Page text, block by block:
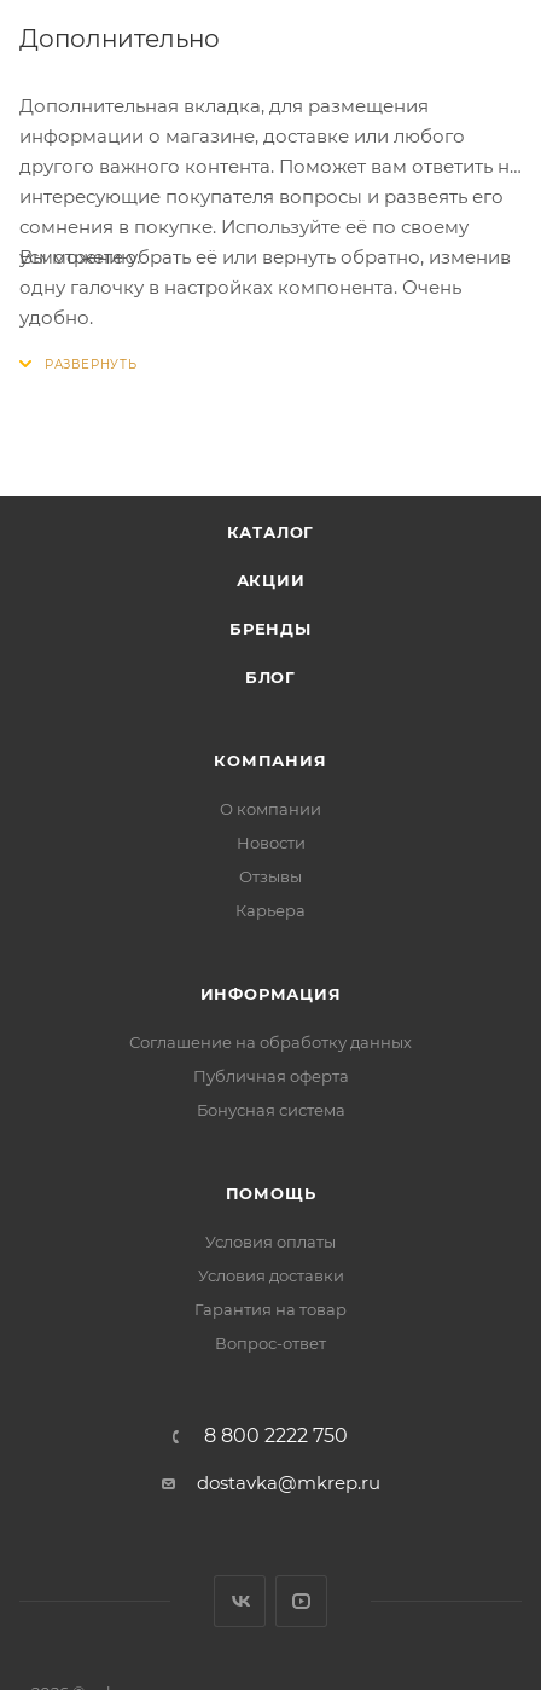
Дополнительно
Дополнительная вкладка, для размещения
информации о магазине, доставке или любого
другого важного контента. Поможет вам ответить на
интересующие покупателя вопросы и развеять его
сомнения в покупке. Используйте её по своему
усмотрению.
Вы можете убрать её или вернуть обратно, изменив
одну галочку в настройках компонента. Очень
удобно.
КАТАЛОГ
АКЦИИ
БРЕНДЫ
БЛОГ
КОМПАНИЯ
О компании
Новости
Отзывы
Карьера
ИНФОРМАЦИЯ
Соглашение на обработку данных
Публичная оферта
Бонусная система
ПОМОЩЬ
Условия оплаты
Условия доставки
Гарантия на товар
Вопрос-ответ
8 800 2222 750
dostavka@mkrep.ru